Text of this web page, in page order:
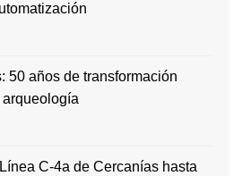
50 años de transformación
C-4a de Cercanías hasta